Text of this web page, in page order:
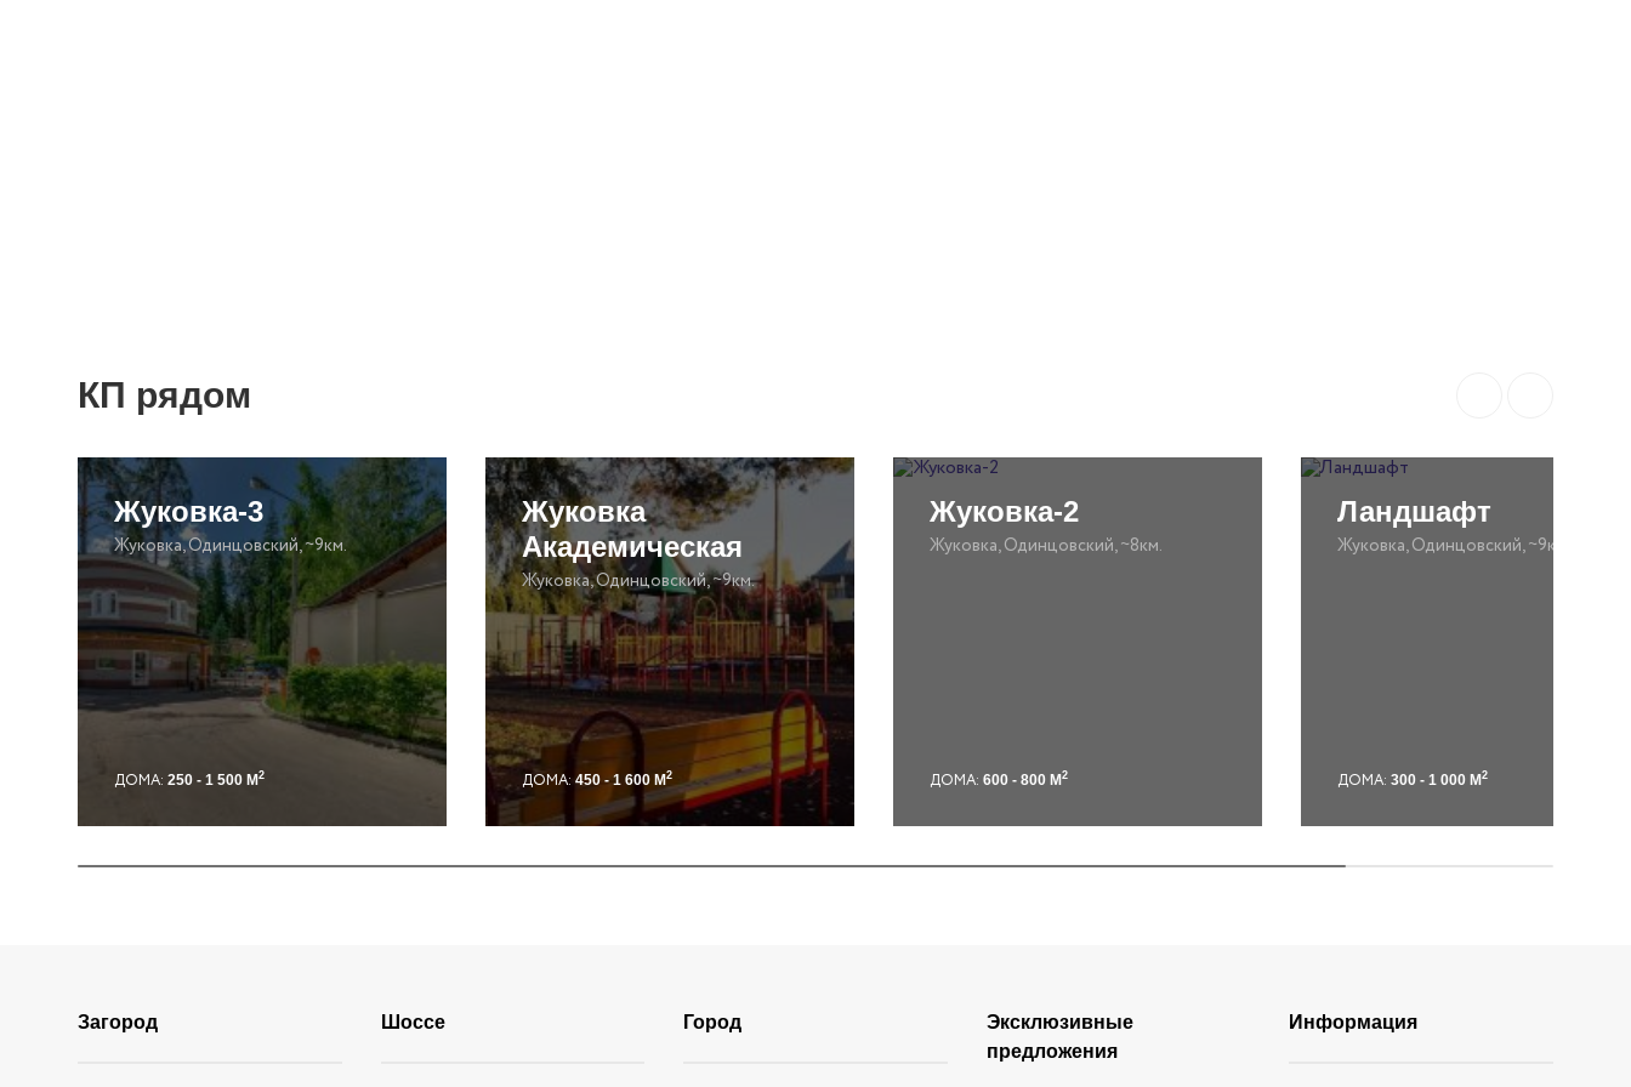
КП рядом
Жуковка-3
Жуковка, Одинцовский, ~9км.
ДОМА: 250 - 1 500 М 2
Жуковка
Академическая
Жуковка, Одинцовский, ~9км.
ДОМА: 450 - 1 600 М 2
Жуковка-2
Жуковка, Одинцовский, ~8км.
ДОМА: 600 - 800 М 2
Ландшафт
Жуковка, Одинцовский, ~9км.
ДОМА: 300 - 1 000 М 2
Загород Шоссе Город
Эксклюзивные
предложения
Информация